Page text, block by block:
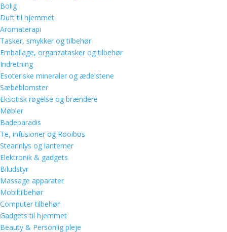
Bolig
Duft til hjemmet
Aromaterapi
Tasker, smykker og tilbehør
Emballage, organzatasker og tilbehør
Indretning
Esoteriske mineraler og ædelstene
Sæbeblomster
Eksotisk røgelse og brændere
Møbler
Badeparadis
Te, infusioner og Rooibos
Stearinlys og lanterner
Elektronik & gadgets
Biludstyr
Massage apparater
Mobiltilbehør
Computer tilbehør
Gadgets til hjemmet
Beauty & Personlig pleje